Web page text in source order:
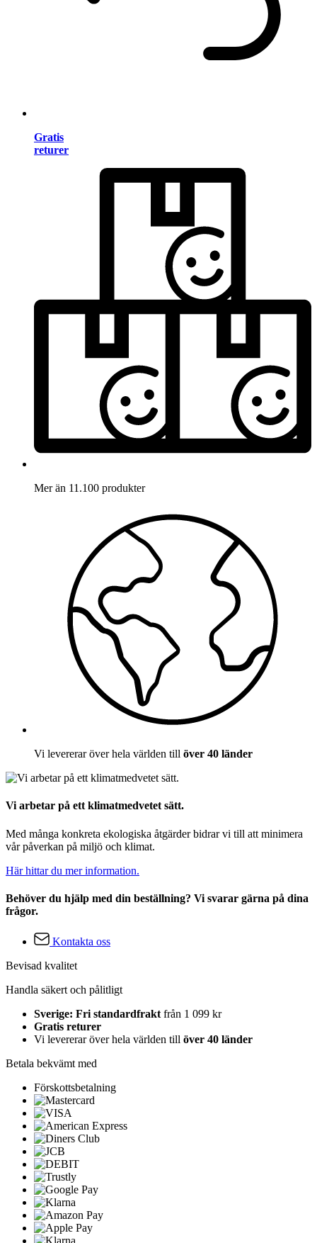
Gratis
returer
Mer än 11.100 produkter
Vi levererar över hela världen till över 40 länder
Vi arbetar på ett klimatmedvetet sätt.
Med många konkreta ekologiska åtgärder bidrar vi till att minimera
vår påverkan på miljö och klimat.
Här hittar du mer information.
Behöver du hjälp med din beställning? Vi svarar gärna på dina
frågor.
Kontakta oss
Bevisad kvalitet
Handla säkert och pålitligt
Sverige: Fri standardfrakt från 1 099 kr
Gratis returer
Vi levererar över hela världen till över 40 länder
Betala bekvämt med
Förskottsbetalning